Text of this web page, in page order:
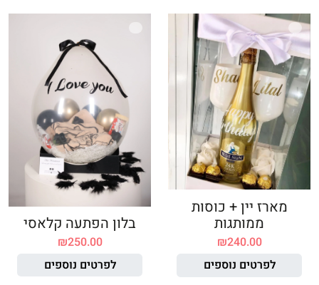
מארז יין + כוסות
ממותגות
₪240.00
לפרטים נוספים
בלון הפתעה קלאסי
₪250.00
לפרטים נוספים